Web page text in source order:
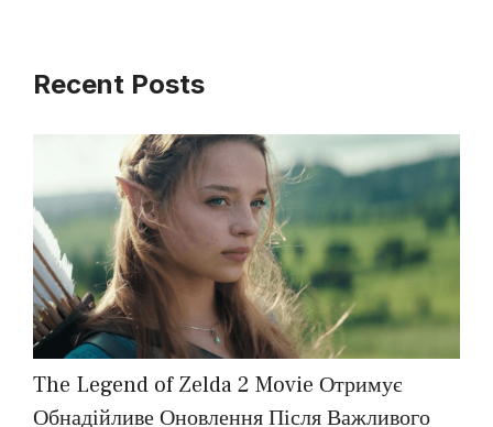
Recent Posts
The Legend of Zelda 2 Movie Отримує
Обнадійливе Оновлення Після Важливого